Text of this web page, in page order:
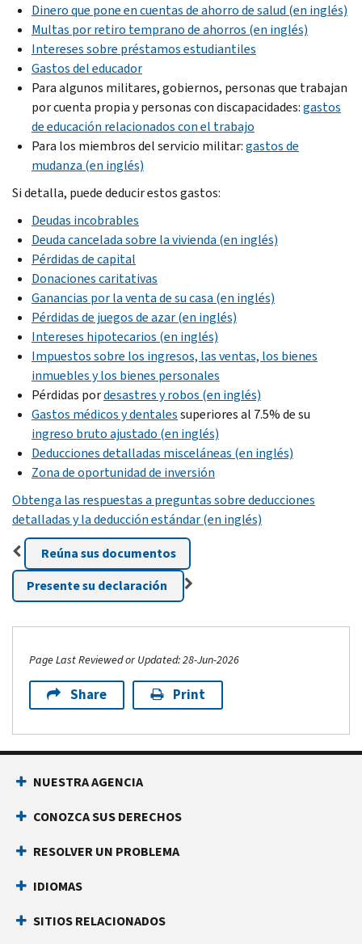
Dinero que pone en cuentas de ahorro de salud (en inglés)
Multas por retiro temprano de ahorros (en inglés)
Intereses sobre préstamos estudiantiles
Gastos del educador
Para algunos militares, gobiernos, personas que trabajan
por cuenta propia y personas con discapacidades:gastos
de educación relacionados con el trabajo
Para los miembros del servicio militar:gastos de
mudanza (en inglés)
Si detalla, puede deducir estos gastos:
Deudas incobrables
Deuda cancelada sobre la vivienda (en inglés)
Pérdidas de capital
Donaciones caritativas
Ganancias por la venta de su casa (en inglés)
Pérdidas de juegos de azar (en inglés)
Intereses hipotecarios (en inglés)
Impuestos sobre los ingresos, las ventas, los bienes
inmuebles y los bienes personales
Pérdidas pordesastres y robos (en inglés)
Gastos médicos y dentalessuperiores al 7.5% de su
ingreso bruto ajustado (en inglés)
Deducciones detalladas misceláneas (en inglés)
Zona de oportunidad de inversión
Obtenga las respuestas a preguntas sobre deducciones
detalladas y la deducción estándar (en inglés)
Reúna sus documentos
Presente su declaración
Page Last Reviewed or Updated: 28-Jun-2026
Share Print
Footer Navigation
NUESTRA AGENCIA
CONOZCA SUS DERECHOS
RESOLVER UN PROBLEMA
IDIOMAS
SITIOS RELACIONADOS